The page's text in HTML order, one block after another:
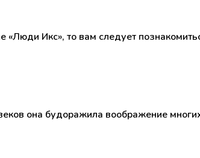
Икс», то вам следует
она будоражила воображение